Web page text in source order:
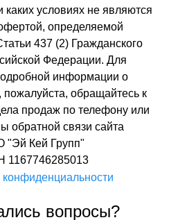
каких условиях не являются
определяемой
437 (2) Гражданского
Федерации. Для
информации о
пожалуйста, обращайтесь к
продаж по телефону или
обратной связи сайта
"Эй Кей Групп"
1167746285013
конфиденциальности
вопросы?